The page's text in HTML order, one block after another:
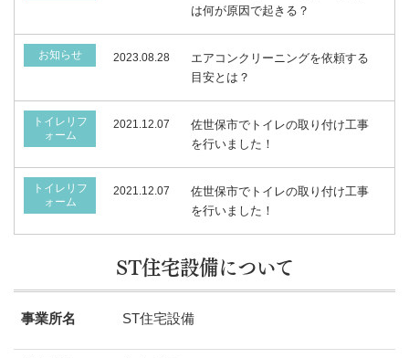
は何が原因で起きる？
お知らせ 2023.08.28
エアコンクリーニングを依頼する
目安とは？
トイレリフ
ォーム
2021.12.07
佐世保市でトイレの取り付け工事
を行いました！
トイレリフ
ォーム
2021.12.07
佐世保市でトイレの取り付け工事
を行いました！
ST住宅設備について
事業所名 ST住宅設備